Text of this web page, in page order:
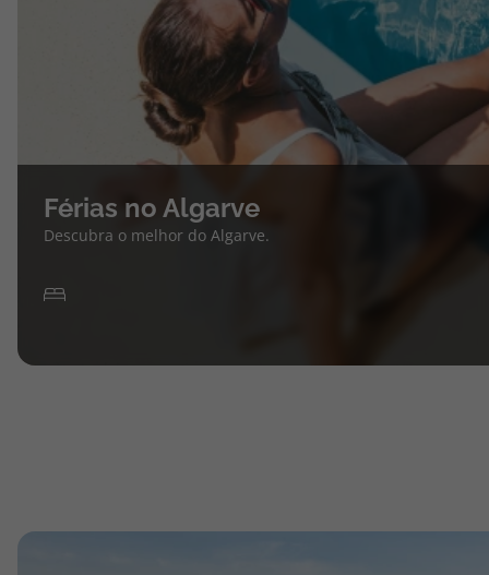
Férias no Algarve
Descubra o melhor do Algarve.